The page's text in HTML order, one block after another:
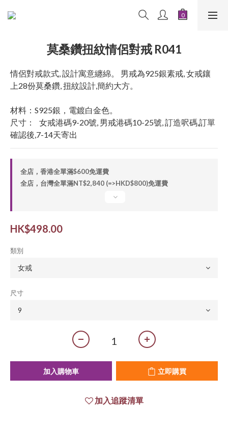
莫桑鑽扭紋情侶對戒 R041
情侶對戒款式, 設計寓意纏綿。 男戒為925銀素戒, 女戒鑲
上28份莫桑鑽, 扭紋設計,簡約大方。
材料：S925銀，電鍍白金色。
尺寸：   女戒港碼9-20號, 男戒港碼10-25號, 訂造呎碼,訂單
確認後,7-14天寄出
全店，香港全單滿$600免運費
全店，台灣全單滿NT$2,840 (=>HKD$800)免運費
HK$498.00
類別
尺寸
加入購物車 立即購買
加入追蹤清單